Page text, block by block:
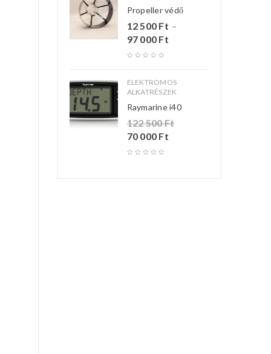
Propeller védő
12 500 Ft –
97 000 Ft
ELEKTROMOS
ALKATRÉSZEK
Raymarine i40
122 500Ft
70 000 Ft